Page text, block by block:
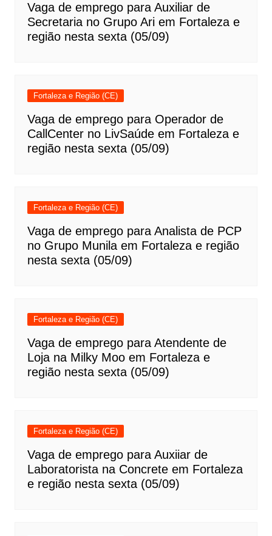
Vaga de emprego para Auxiliar de
Secretaria no Grupo Ari em Fortaleza e
região nesta sexta (05/09)
Fortaleza e Região (CE)
Vaga de emprego para Operador de
CallCenter no LivSaúde em Fortaleza e
região nesta sexta (05/09)
Fortaleza e Região (CE)
Vaga de emprego para Analista de PCP
no Grupo Munila em Fortaleza e região
nesta sexta (05/09)
Fortaleza e Região (CE)
Vaga de emprego para Atendente de
Loja na Milky Moo em Fortaleza e
região nesta sexta (05/09)
Fortaleza e Região (CE)
Vaga de emprego para Auxiiar de
Laboratorista na Concrete em Fortaleza
e região nesta sexta (05/09)